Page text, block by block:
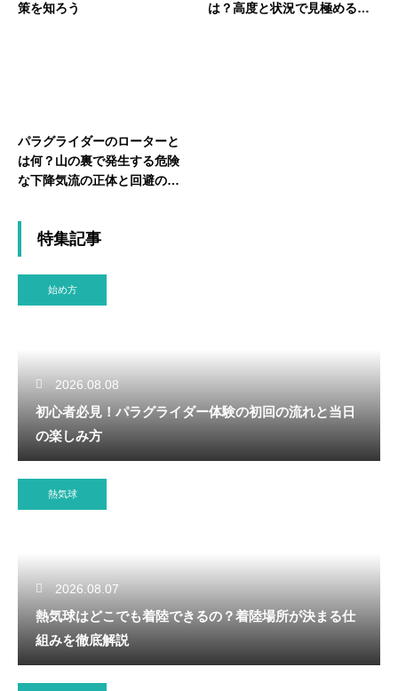
策を知ろう
は？高度と状況で見極める最
パラグライダーのローターと
は何？山の裏で発生する危険
な下降気流の正体と回避のポ
特集記事
始め方
2026.08.08
初心者必見！パラグライダー体験の初回の流れと当日
の楽しみ方
熱気球
2026.08.07
熱気球はどこでも着陸できるの？着陸場所が決まる仕
組みを徹底解説